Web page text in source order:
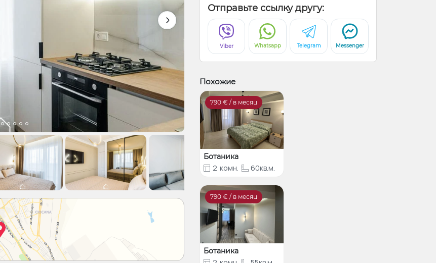
Отправьте ссылку другу:
Viber Whatsapp Telegram Messenger
Похожие
790 € / в месяц
Ботаника
2 комн. 60кв.м.
790 € / в месяц
Ботаника